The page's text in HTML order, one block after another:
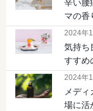
辛い腰
マの香
2024年
気持ち
すすめ
2024年
メデ
場に活